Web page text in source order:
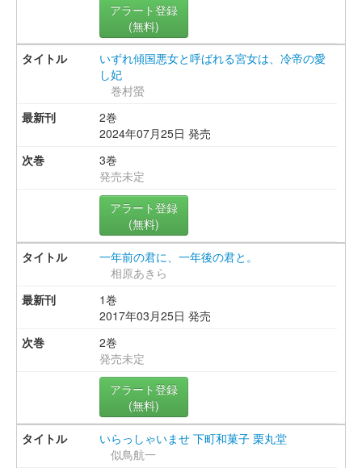
アラート登録
(無料)
いずれ傾国悪女と呼ばれる宮女は、冷帝の愛
し妃
巻村螢
2巻
2024年07月25日 発売
3巻
発売未定
アラート登録
(無料)
一年前の君に、一年後の君と。
相原あきら
1巻
2017年03月25日 発売
2巻
発売未定
アラート登録
(無料)
いらっしゃいませ 下町和菓子 栗丸堂
似鳥航一